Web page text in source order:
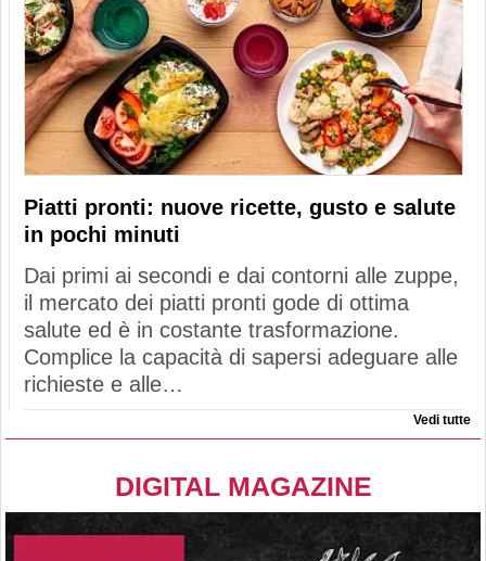
Piatti pronti: nuove ricette, gusto e salute
in pochi minuti
Dai primi ai secondi e dai contorni alle zuppe,
il mercato dei piatti pronti gode di ottima
salute ed è in costante trasformazione.
Complice la capacità di sapersi adeguare alle
richieste e alle…
Vedi tutte
DIGITAL MAGAZINE